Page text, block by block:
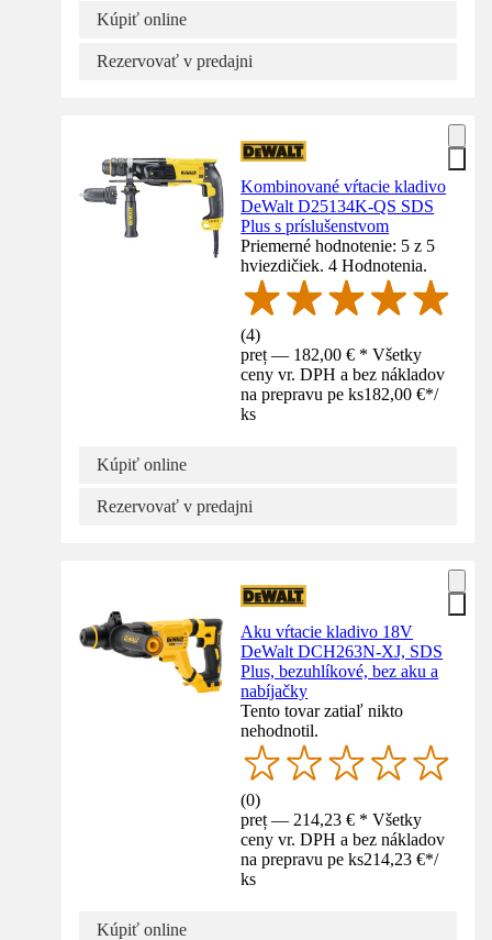
Kúpiť online
Rezervovať v predajni
Kombinované vŕtacie kladivo
DeWalt D25134K-QS SDS
Plus s príslušenstvom
Priemerné hodnotenie: 5 z 5
hviezdičiek. 4 Hodnotenia.
(4)
preț — 182,00 € * Všetky
ceny vr. DPH a bez nákladov
na prepravu pe ks182,00 €*/
ks
Kúpiť online
Rezervovať v predajni
Aku vŕtacie kladivo 18V
DeWalt DCH263N-XJ, SDS
Plus, bezuhlíkové, bez aku a
nabíjačky
Tento tovar zatiaľ nikto
nehodnotil.
(0)
preț — 214,23 € * Všetky
ceny vr. DPH a bez nákladov
na prepravu pe ks214,23 €*/
ks
Kúpiť online